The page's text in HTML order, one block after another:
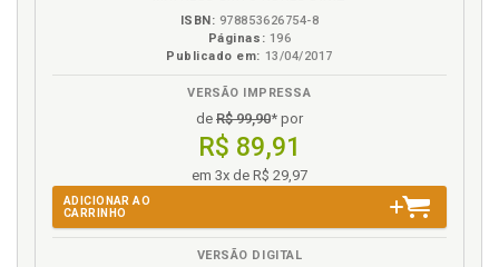
Decadência no Direito Previdenciário. Fabio Luiz dos
Denis Donoso. Reexame Necessário de Sentenças
Denis Renato dos Santos Cruz. O Crime de
Apropriação Indébita Previdenciária e a
Jurisprudência do STJ: Há Limite para a
Insignificância?, p. 207
Direito Previdenciário. A Decadência no Direito
Previdenciário. Fabio Luiz dos Passos, p. 25
ISBN: 978853626754-8
Páginas: 196
Publicado em: 13/04/2017
VERSÃO IMPRESSA
de R$ 99,90* por
R$ 89,91
em 3x de R$ 29,97
ADICIONAR AO
CARRINHO
VERSÃO DIGITAL